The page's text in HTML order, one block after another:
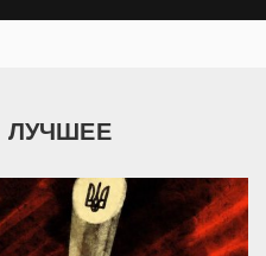
ЛУЧШЕЕ